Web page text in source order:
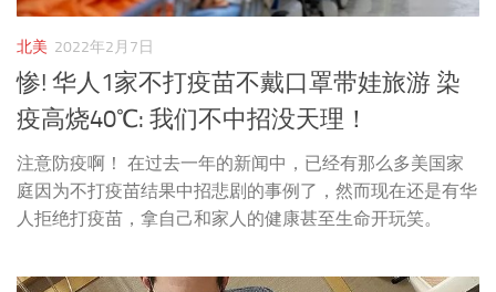
北美 2022年2月7日
惨! 华人1家不打疫苗不戴口罩带娃旅游 染
疫高烧40℃: 我们不中招没天理！
注意防疫啊！ 在过去一年的新闻中，已经有那么多美国家
庭因为不打疫苗结果中招悲剧的事例了，然而现在还是有华
人拒绝打疫苗，拿自己和家人的健康甚至生命开玩笑。